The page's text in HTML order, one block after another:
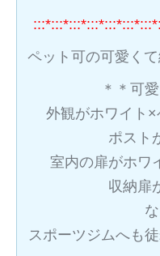
ペット可の可愛く
＊＊可
外観がホワイト
ポスト
室内の扉がホワ
収納扉
スポーツジムへも